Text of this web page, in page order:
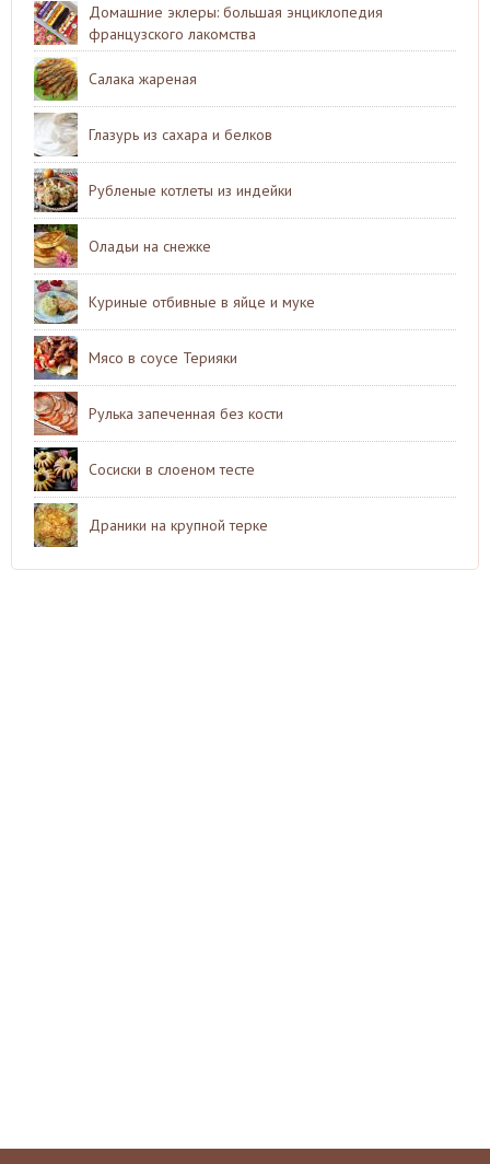
Домашние эклеры: большая энциклопедия
французского лакомства
Салака жареная
Глазурь из сахара и белков
Рубленые котлеты из индейки
Оладьи на снежке
Куриные отбивные в яйце и муке
Мясо в соусе Терияки
Рулька запеченная без кости
Сосиски в слоеном тесте
Драники на крупной терке